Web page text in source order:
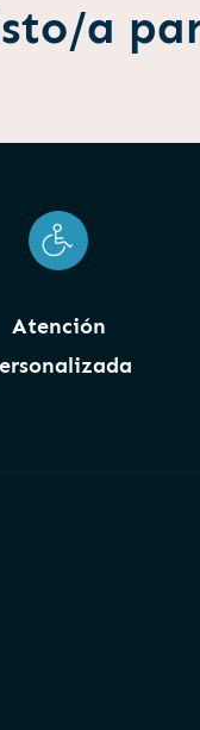
a
Atención